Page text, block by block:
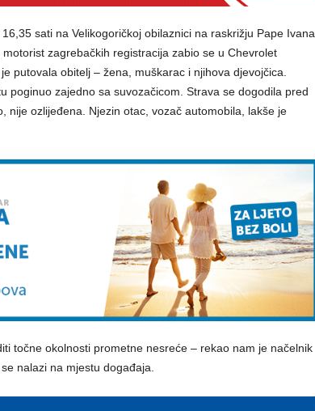
sati na Velikogoričkoj obilaznici na raskrižju Pape Ivana
zagrebačkih registracija zabio se u Chevrolet
putovala obitelj – žena, muškarac i njihova djevojčica.
poginuo zajedno sa suvozačicom. Strava se dogodila pred
nije ozlijeđena. Njezin otac, vozač automobila, lakše je
točne okolnosti prometne nesreće – rekao nam je načelnik
nalazi na mjestu događaja.